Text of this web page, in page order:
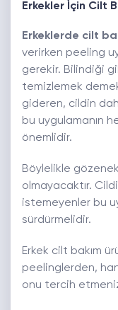
Erkekler İçin Cilt
Erkeklerde cilt
verirken peeling
gerekir. Bilindiği
temizlemek
gideren, cildin
bu uygulamanın
önemlidir.
Böylelikle
olmayacaktır.
istemeyenler bu
sürdürmelidir.
Erkek cilt bakım
peelinglerden,
onu tercih